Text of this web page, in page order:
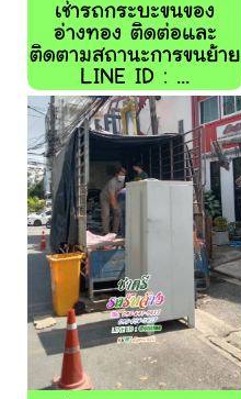
เช่ารถกระบะขนของ
อ่างทอง ติดต่อและ
ติดตามสถานะการขนย้าย
LINE ID : ...